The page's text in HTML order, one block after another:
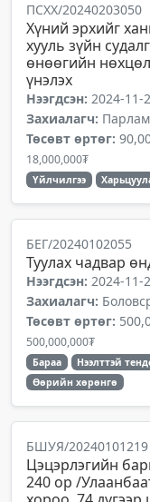
ПСХХ/20240203050
Хүний эрхийг
хууль зүйн
өнөөгийн
үнэлэх
Нээгдсэн: 2024-11-
Захиалагч:
Төсөвт өртөг:
18,000,000₮
Үйлчилгээ
БЕГ/20240102055
Туулах чадвар
Нээгдсэн: 2024-11-
Захиалагч:
Төсөвт өртөг:
500,000,000₮
Бараа
Нээлттэй
Өөрийн хөрөнгө
БШУЯ/20240101219
Цэцэрлэгийн
240 ор /